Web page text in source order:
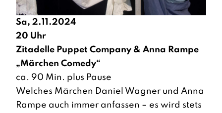
Sa, 2.11.2024
20 Uhr
Zitadelle Puppet Company & Anna Rampe
„Märchen Comedy“
ca. 90 Min. plus Pause
Welches Märchen Daniel Wagner und Anna
Rampe auch immer anfassen – es wird stets